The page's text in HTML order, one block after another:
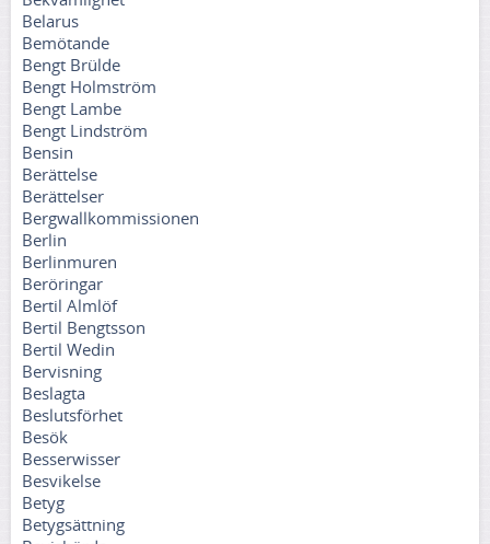
Belarus
Bemötande
Bengt Brülde
Bengt Holmström
Bengt Lambe
Bengt Lindström
Bensin
Berättelse
Berättelser
Bergwallkommissionen
Berlin
Berlinmuren
Beröringar
Bertil Almlöf
Bertil Bengtsson
Bertil Wedin
Bervisning
Beslagta
Beslutsförhet
Besök
Besserwisser
Besvikelse
Betyg
Betygsättning